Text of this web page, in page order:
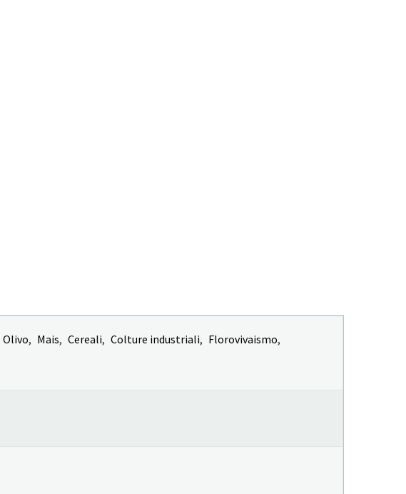
Olivo, Mais, Cereali, Colture industriali, Florovivaismo,